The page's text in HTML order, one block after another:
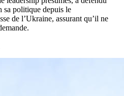
sa politique depuis le
de l’Ukraine, assurant qu’il ne